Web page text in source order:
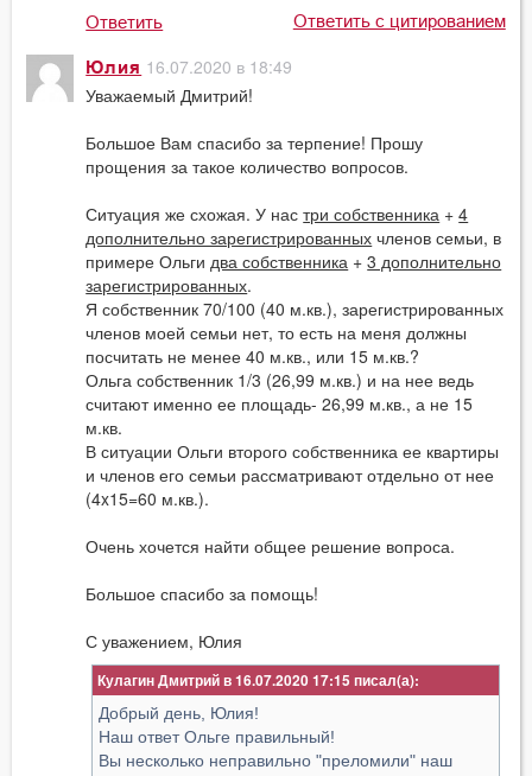
Ответить Ответить с цитированием
Юлия 16.07.2020 в 18:49
Уважаемый Дмитрий!
Большое Вам спасибо за терпение! Прошу
прощения за такое количество вопросов.
Ситуация же схожая. У настри собственника +4
дополнительно зарегистрированных членов семьи, в
примере Ольгидва собственника +3 дополнительно
зарегистрированных.
Я собственник 70/100 (40 м.кв.), зарегистрированных
членов моей семьи нет, то есть на меня должны
посчитать не менее 40 м.кв., или 15 м.кв.?
Ольга собственник 1/3 (26,99 м.кв.) и на нее ведь
считают именно ее площадь- 26,99 м.кв., а не 15
м.кв.
В ситуации Ольги второго собственника ее квартиры
и членов его семьи рассматривают отдельно от нее
(4x15=60 м.кв.).
Очень хочется найти общее решение вопроса.
Большое спасибо за помощь!
С уважением, Юлия
Кулагин Дмитрий в 16.07.2020 17:15
Добрый день, Юлия!
Наш ответ Ольге правильный!
Вы несколько неправильно "преломили" наш